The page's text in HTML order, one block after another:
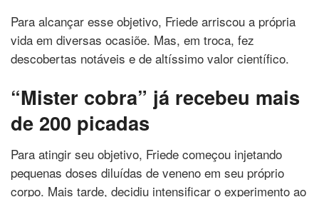
Para alcançar esse objetivo, Friede arriscou a própria
vida em diversas ocasiõe. Mas, em troca, fez
descobertas notáveis e de altíssimo valor científico.
“Mister cobra” já recebeu mais
de 200 picadas
Para atingir seu objetivo, Friede começou injetando
pequenas doses diluídas de veneno em seu próprio
corpo. Mais tarde, decidiu intensificar o experimento ao